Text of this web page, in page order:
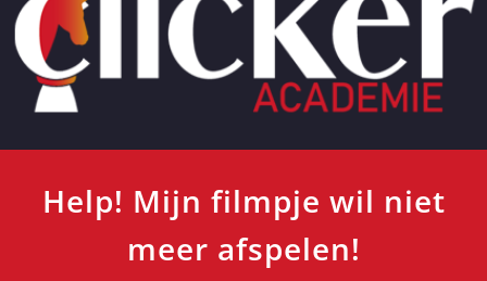
Help! Mijn filmpje wil niet
meer afspelen!